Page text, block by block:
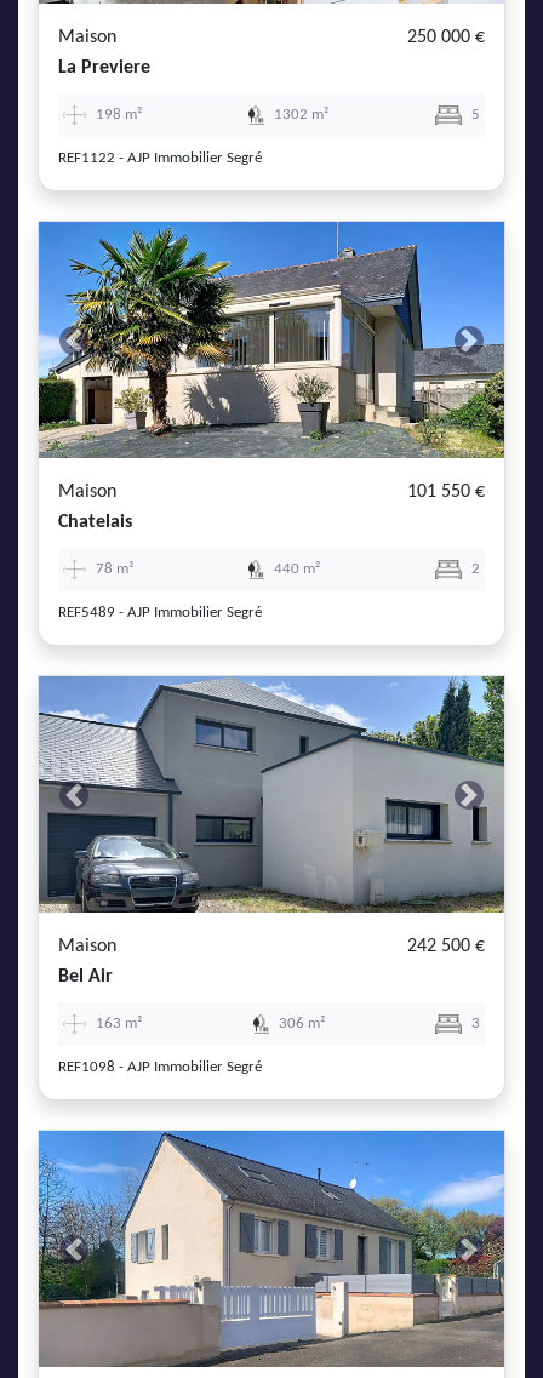
Maison
250 000 €
La Previere
198 m² 1302 m² 5
REF1122 - AJP Immobilier Segré
Previous Next
Maison
101 550 €
Chatelais
78 m² 440 m² 2
REF5489 - AJP Immobilier Segré
Previous Next
Maison
242 500 €
Bel Air
163 m² 306 m² 3
REF1098 - AJP Immobilier Segré
Previous Next